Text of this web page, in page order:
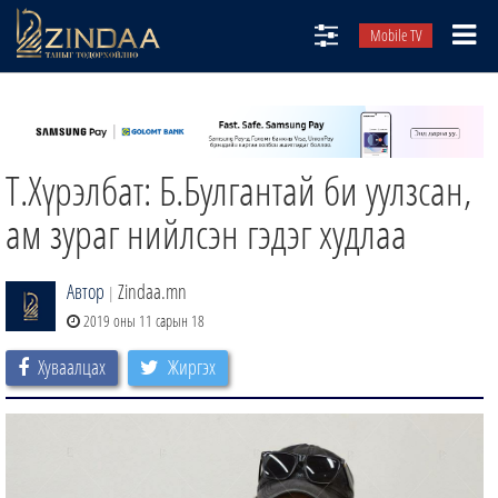
Mobile TV
ТВ8
ӨГЛӨӨНИЙ СОНИН
АУДИО ЗОХИОЛ
ЗИНДАА СЭТГҮҮЛ
Т.Хүрэлбат: Б.Булгантай би уулзсан,
ам зураг нийлсэн гэдэг худлаа
Автор | Zindaa.mn
2019 оны 11 сарын 18
Хуваалцах Жиргэх